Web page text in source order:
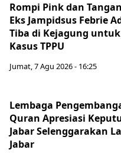
Rompi Pink dan
Eks Jampidsus Febrie
Tiba di Kejagung
Kasus TPPU
Jumat, 7 Agu 2026 - 16:25
Lembaga
Quran Apresiasi
Jabar Selenggarakan
Jabar